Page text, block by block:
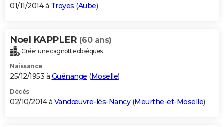
01/11/2014 à Troyes (Aube)
Noel KAPPLER (60 ans)
Créer une cagnotte obsèques
Naissance
25/12/1953 à Guénange (Moselle)
Décès
02/10/2014 à Vandœuvre-lès-Nancy(Meurthe-et-Moselle)